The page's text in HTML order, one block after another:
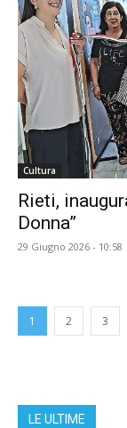
Cultura
Rieti,
Donna”
29 Giugno 2026 - 10:58
1 2 3
LE ULTIME